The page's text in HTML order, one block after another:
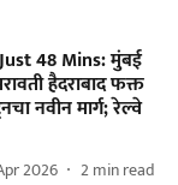
48 Mins: मुंबई
हैदराबाद फक्त
नवीन मार्ग; रेल्वे
2026 2min read